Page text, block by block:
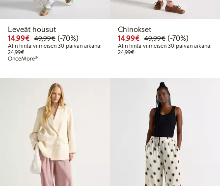
Leveät housut
14,99€ Alennettu hinta: 14,99 €
49,99€Normaalihinta: 49,99 €
70% alennus
(-70%)
Alin hinta viimeisen 30 päivän aikana:
24,99€Alin hinta viimeisen 30 päivän aikana: 24,99 €
OnceMore®
Chinokset
14,99€ Alennettu hinta: 14,99
49,99€Normaalihinta:
70% alennus
(-70%)
Alin hinta viimeisen 30 päivän aikana:
24,99€Alin hinta viimeisen 30 päivän